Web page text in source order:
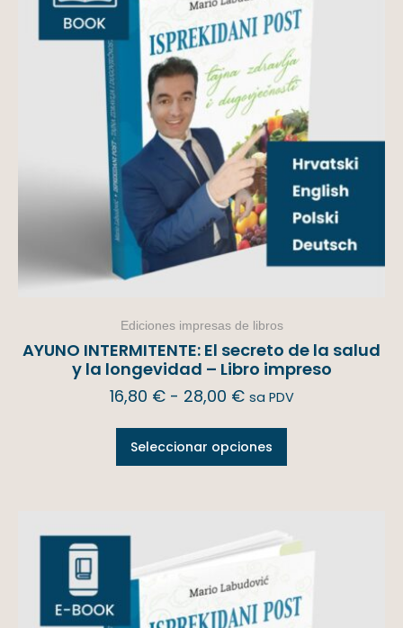
Ediciones impresas de libros
AYUNO INTERMITENTE: El secreto de la salud
y la longevidad – Libro impreso
16,80 € - 28,00 € sa PDV
Seleccionar opciones